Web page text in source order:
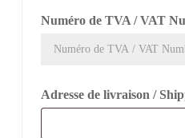
Numéro de TVA / VAT
Adresse de livraison /